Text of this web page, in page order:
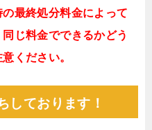
最終処分料金によって
じ料金でできるかどう
ください。
しております！